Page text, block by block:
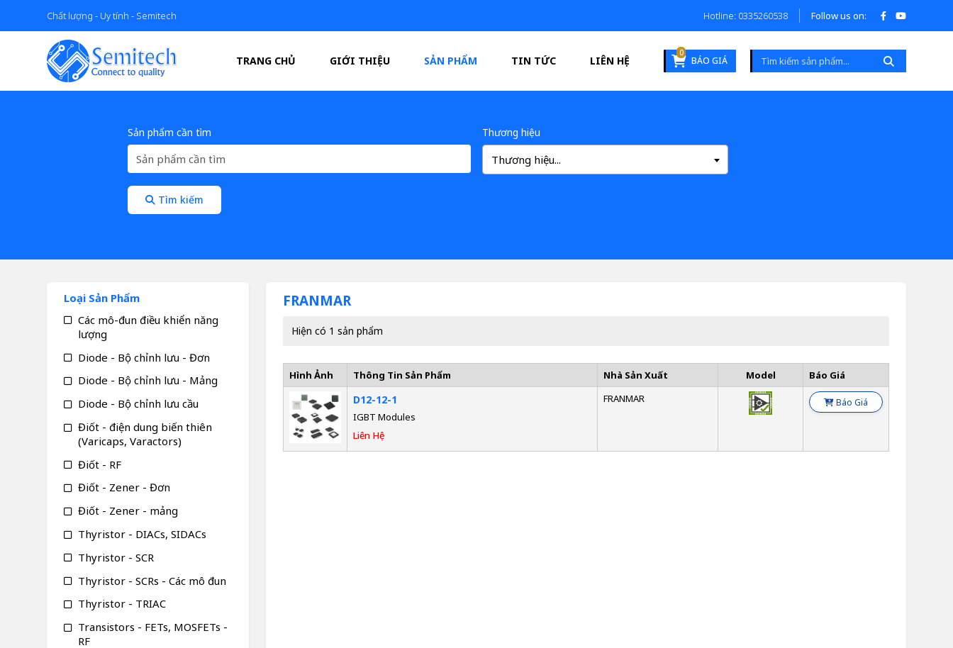
Chất lượng - Uy tính - Semitech Hotline: 0335260538 Follow us on:
TRANG CHỦ GIỚI THIỆU SẢN PHẨM TIN TỨC LIÊN HỆ
0
BÁO GIÁ
Sản phẩm cần tìm Thương hiệu
Thương hiệu...
Tìm kiếm
FRANMAR
Hiện có 1 sản phẩm
Hình Ảnh Thông Tin Sản Phẩm Nhà Sản Xuất Model Báo Giá
D12-12-1
IGBT Modules
Liên Hệ
FRANMAR Báo Giá
Loại Sản Phẩm
Các mô-đun điều khiển năng
lượng
Diode - Bộ chỉnh lưu - Đơn
Diode - Bộ chỉnh lưu - Mảng
Diode - Bộ chỉnh lưu cầu
Điốt - điện dung biến thiên
(Varicaps, Varactors)
Điốt - RF
Điốt - Zener - Đơn
Điốt - Zener - mảng
Thyristor - DIACs, SIDACs
Thyristor - SCR
Thyristor - SCRs - Các mô đun
Thyristor - TRIAC
Transistors - FETs, MOSFETs -
RF